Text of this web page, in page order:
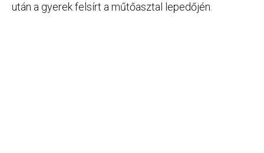
után a gyerek felsírt a műtőasztal lepedőjén.